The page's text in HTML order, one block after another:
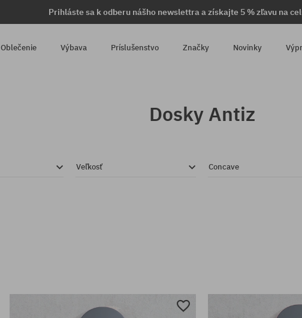
Prihláste sa k odberu nášho newslettra a získajte 5 % zľavu na
Oblečenie Výbava Príslušenstvo Značky Novinky
Dosky Antiz
Veľkosť Concave